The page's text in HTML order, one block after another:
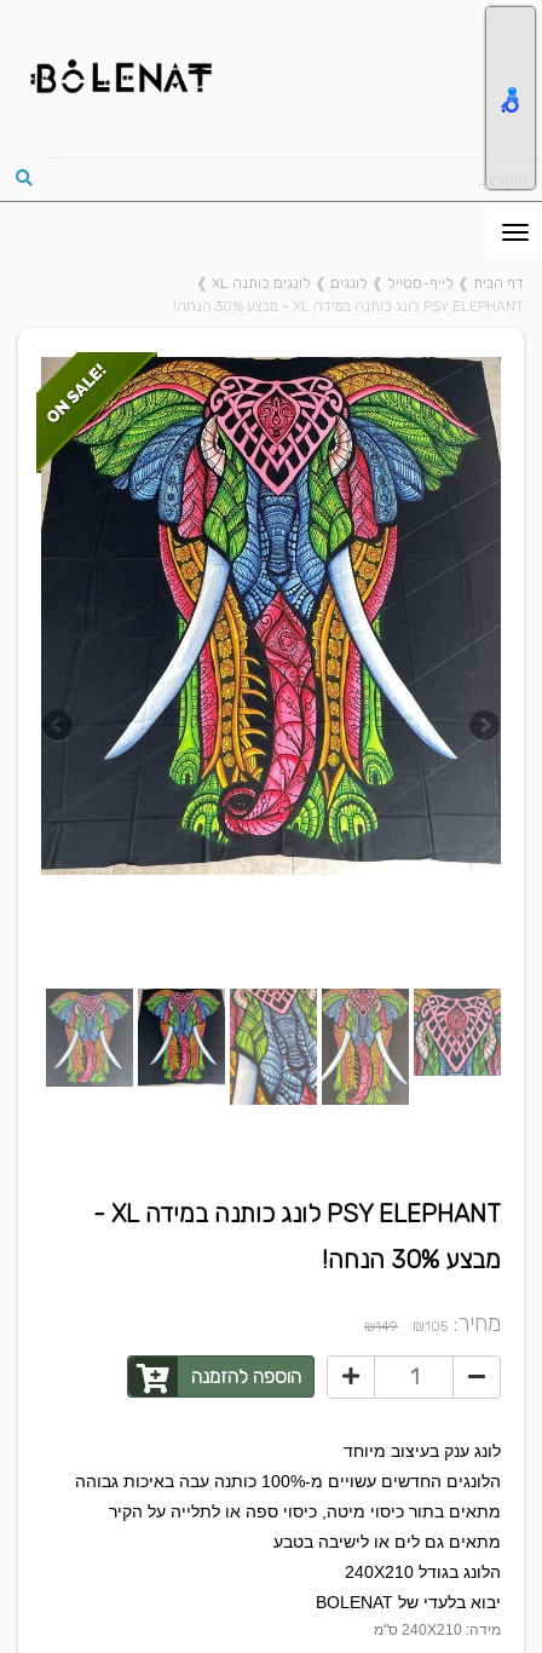
דף הבית ❱ לייף-סטייל ❱ לונגים ❱ לונגים כותנה XL
❱
PSY ELEPHANT לונג כותנה במידה XL - מבצע 30% הנחה!
PSY ELEPHANT לונג כותנה במידה XL -
מבצע 30% הנחה!
מחיר: ₪105
₪149
הוספה להזמנה
לונג ענק בעיצוב מיוחד
הלונגים החדשים עשויים מ-100% כותנה עבה באיכות גבוהה
מתאים בתור כיסוי מיטה, כיסוי ספה או לתלייה על הקיר
מתאים גם לים או לישיבה בטבע
הלונג בגודל 240X210
יבוא בלעדי של BOLENAT
מידה: 240X210 ס"מ